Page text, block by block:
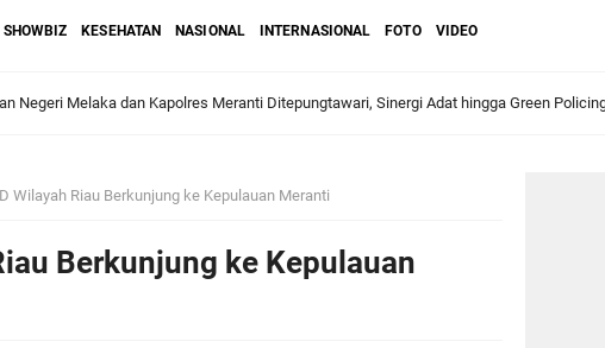
SHOWBIZ KESEHATAN NASIONAL INTERNASIONAL FOTO VIDEO
Negeri Melaka dan Kapolres Meranti Ditepungtawari, Sinergi Adat hingga Green
Wilayah Riau Berkunjung ke Kepulauan Meranti
Berkunjung ke Kepulauan